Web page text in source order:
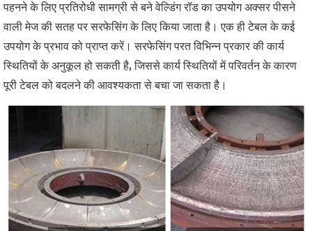
पहनने के लिए प्रतिरोधी सामग्री से बने वेल्डिंग रॉड का उपयोग अक्सर पीसने
वाली मेज की सतह पर सरफेसिंग के लिए किया जाता है। एक ही टेबल के कई
उपयोग के प्रभाव को प्राप्त करें। सरफेसिंग परत विभिन्न प्रकार की कार्य
स्थितियों के अनुकूल हो सकती है, जिससे कार्य स्थितियों में परिवर्तन के कारण
पूरी टेबल को बदलने की आवश्यकता से बचा जा सकता है।